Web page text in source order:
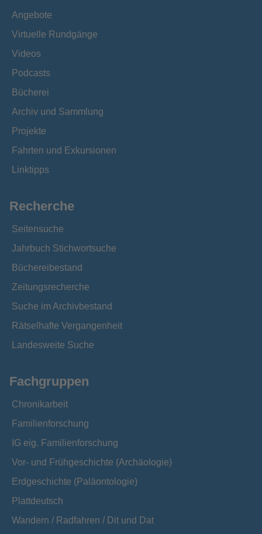
Angebote
Virtuelle Rundgänge
Videos
Podcasts
Bücherei
Archiv und Sammlung
Projekte
Fahrten und Exkursionen
Linktipps
Recherche
Seitensuche
Jahrbuch Stichwortsuche
Büchereibestand
Zeitungsrecherche
Suche im Archivbestand
Rätselhafte Vergangenheit
Landesweite Suche
Fachgruppen
Chronikarbeit
Familienforschung
IG eig. Familienforschung
Vor- und Frühgeschichte (Archäologie)
Erdgeschichte (Paläontologie)
Plattdeutsch
Wandern / Radfahren / Dit und Dat